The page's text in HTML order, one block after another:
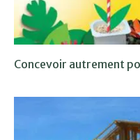
Concevoir autrement